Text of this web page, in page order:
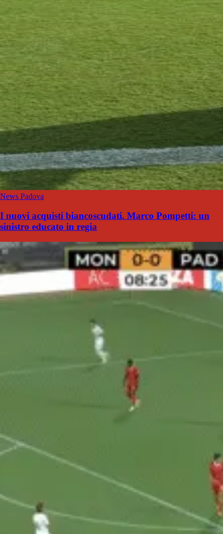
News Padova
I nuovi acquisti biancoscudati. Marco Pompetti: un
sinistro educato in regia